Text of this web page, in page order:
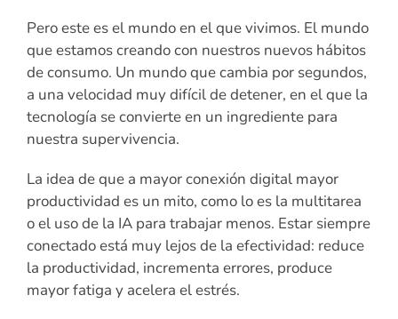
Pero este es el mundo en el que vivimos. El mundo
que estamos creando con nuestros nuevos hábitos
de consumo. Un mundo que cambia por segundos,
a una velocidad muy difícil de detener, en el que la
tecnología se convierte en un ingrediente para
nuestra supervivencia.
La idea de que a mayor conexión digital mayor
productividad es un mito, como lo es la multitarea
o el uso de la IA para trabajar menos. Estar siempre
conectado está muy lejos de la efectividad: reduce
la productividad, incrementa errores, produce
mayor fatiga y acelera el estrés.